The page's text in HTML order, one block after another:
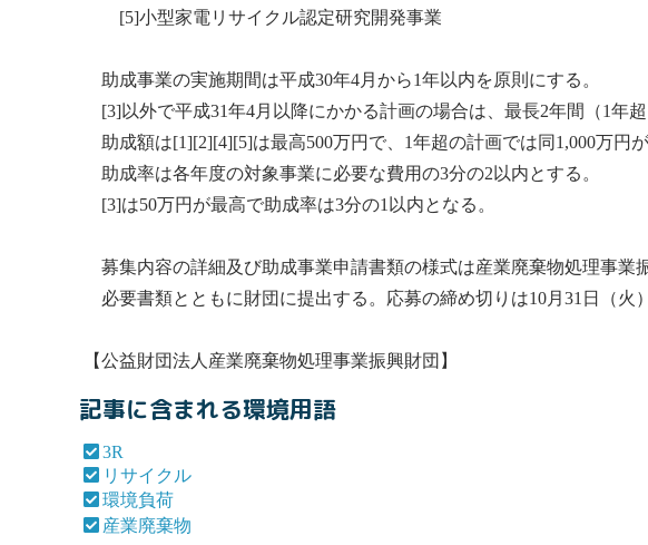
[5]小型家電 リサイクル認定研究開発事業
助成事業の実施期間は平成30年4月から1年以内を原則にする。
[3]以外で平成31年4月以降にかかる計画の場合は、最長2年間（1年超
助成額は[1][2][4][5]は最高500万円で、1年超の計画では同1,000万円が
助成率は各年度の対象事業に必要な費用の3分の2以内とする。
[3]は50万円が最高で助成率は3分の1以内となる。
募集内容の詳細及び助成事業申請書類の様式は産業廃棄物処理事業
必要書類とともに財団に提出する。応募の締め切りは10月31日（火
【公益財団法人 産業廃棄物処理事業振興財団】
記事に含まれる環境用語
3R
リサイクル
環境負荷
産業廃棄物